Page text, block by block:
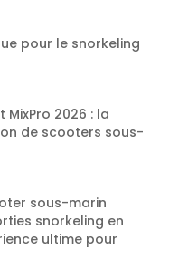
pour le snorkeling
MixPro 2026 : la
de scooters sous-
sous-marin
snorkeling en
ultime pour